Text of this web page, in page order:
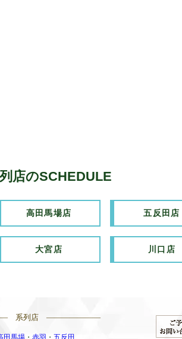
店のSCHEDULE
高田馬場店 五反田店
大宮店 川口店
系列店 ———————